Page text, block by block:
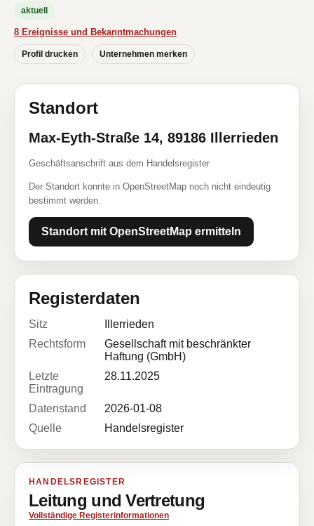
aktuell
8 Ereignisse und Bekanntmachungen
Profil drucken Unternehmen merken
Standort
Max-Eyth-Straße 14, 89186 Illerrieden
Geschäftsanschrift aus dem Handelsregister
Der Standort konnte in OpenStreetMap noch nicht eindeutig
bestimmt werden.
Standort mit OpenStreetMap ermitteln
Registerdaten
Sitz
Illerrieden
Rechtsform
Gesellschaft mit beschränkter
Haftung (GmbH)
Letzte
Eintragung
28.11.2025
Datenstand
2026-01-08
Quelle
Handelsregister
HANDELSREGISTER
Leitung und Vertretung
Vollständige Registerinformationen